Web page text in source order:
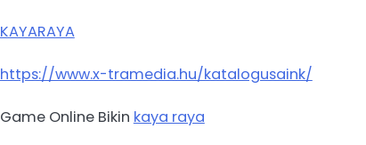
KAYARAYA
https://www.x-tramedia.hu/katalogusaink/
Game Online Bikin kaya raya